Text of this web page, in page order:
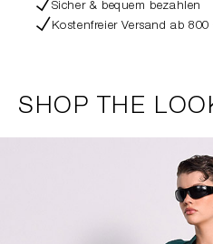
Sicher & bequem bezahlen
Kostenfreier Versand ab
SHOP THE